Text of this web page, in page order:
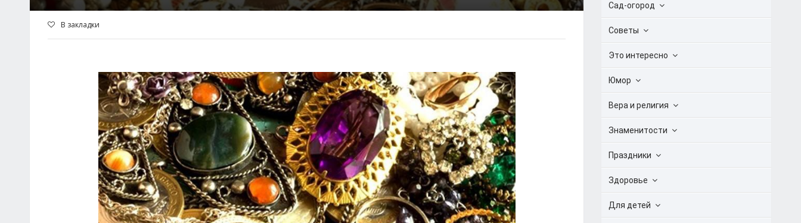
В закладки
Сад-огород
Советы
Это интересно
Юмор
Вера и религия
Знаменитости
Праздники
Здоровье
Для детей